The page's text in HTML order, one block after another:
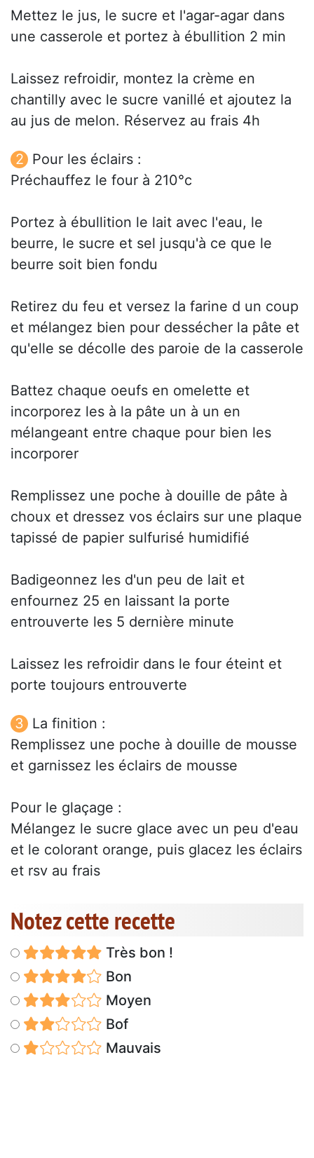
Mettez le jus, le sucre et l'agar-agar dans
une casserole et portez à ébullition 2 min
Laissez refroidir, montez la crème en
chantilly avec le sucre vanillé et ajoutez la
au jus de melon. Réservez au frais 4h
Pour les éclairs :
Préchauffez le four à 210°c
Portez à ébullition le lait avec l'eau, le
beurre, le sucre et sel jusqu'à ce que le
beurre soit bien fondu
Retirez du feu et versez la farine d un coup
et mélangez bien pour dessécher la pâte et
qu'elle se décolle des paroie de la casserole
Battez chaque oeufs en omelette et
incorporez les à la pâte un à un en
mélangeant entre chaque pour bien les
incorporer
Remplissez une poche à douille de pâte à
choux et dressez vos éclairs sur une plaque
tapissé de papier sulfurisé humidifié
Badigeonnez les d'un peu de lait et
enfournez 25 en laissant la porte
entrouverte les 5 dernière minute
Laissez les refroidir dans le four éteint et
porte toujours entrouverte
La finition :
Remplissez une poche à douille de mousse
et garnissez les éclairs de mousse
Pour le glaçage :
Mélangez le sucre glace avec un peu d'eau
et le colorant orange, puis glacez les éclairs
et rsv au frais
Notez cette recette
Très bon !
Bon
Moyen
Bof
Mauvais